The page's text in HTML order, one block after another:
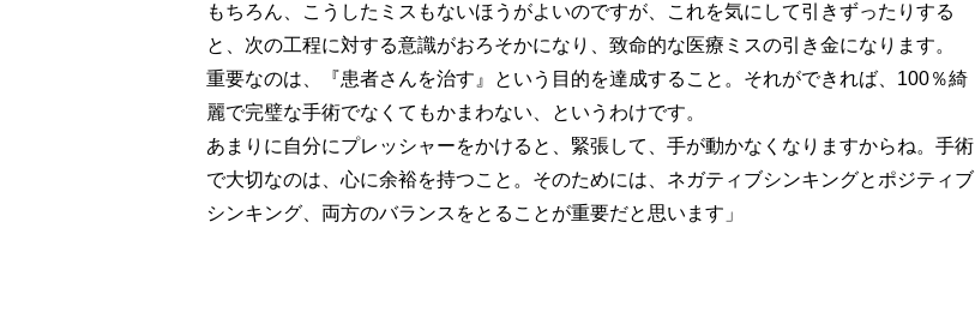
もちろん、こうしたミスもないほうがよいのですが、これを気にして引きずったりする
と、次の工程に対する意識がおろそかになり、致命的な医療ミスの引き金になります。
重要なのは、『患者さんを治す』という目的を達成すること。それができれば、100％綺
麗で完璧な手術でなくてもかまわない、というわけです。
あまりに自分にプレッシャーをかけると、緊張して、手が動かなくなりますからね。手術
で大切なのは、心に余裕を持つこと。そのためには、ネガティブシンキングとポジティブ
シンキング、両方のバランスをとることが重要だと思います」